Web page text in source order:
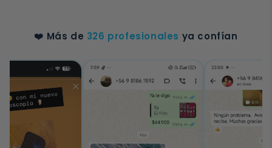
❤️ Más de 326 profesionales ya confían